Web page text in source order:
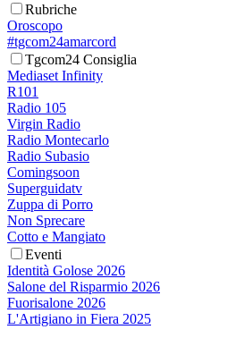
Rubriche
Oroscopo
#tgcom24amarcord
Tgcom24 Consiglia
Mediaset Infinity
R101
Radio 105
Virgin Radio
Radio Montecarlo
Radio Subasio
Comingsoon
Superguidatv
Zuppa di Porro
Non Sprecare
Cotto e Mangiato
Eventi
Identità Golose 2026
Salone del Risparmio 2026
Fuorisalone 2026
L'Artigiano in Fiera 2025